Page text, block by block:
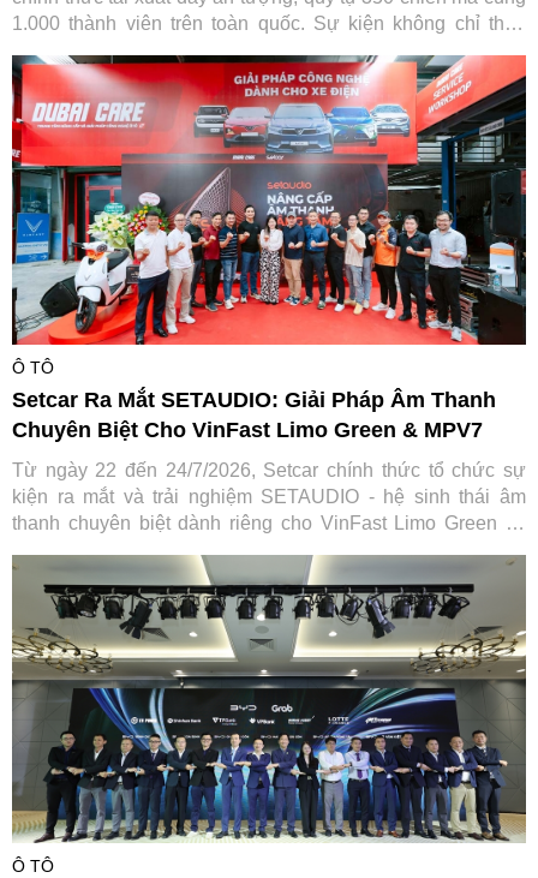
1.000 thành viên trên toàn quốc. Sự kiện không chỉ thỏa
Việt Nam trong hành trình gắn kết và lan tỏa giá trị tích cực
cho cộng đồng.
Ô TÔ
Setcar Ra Mắt SETAUDIO: Giải Pháp Âm Thanh
Chuyên Biệt Cho VinFast Limo Green & MPV7
Từ ngày 22 đến 24/7/2026, Setcar chính thức tổ chức sự
kiện ra mắt và trải nghiệm SETAUDIO - hệ sinh thái âm
thanh chuyên biệt dành riêng cho VinFast Limo Green và
cũ đổi mới" tiết kiệm tới 7,2 triệu đồng.
Ô TÔ